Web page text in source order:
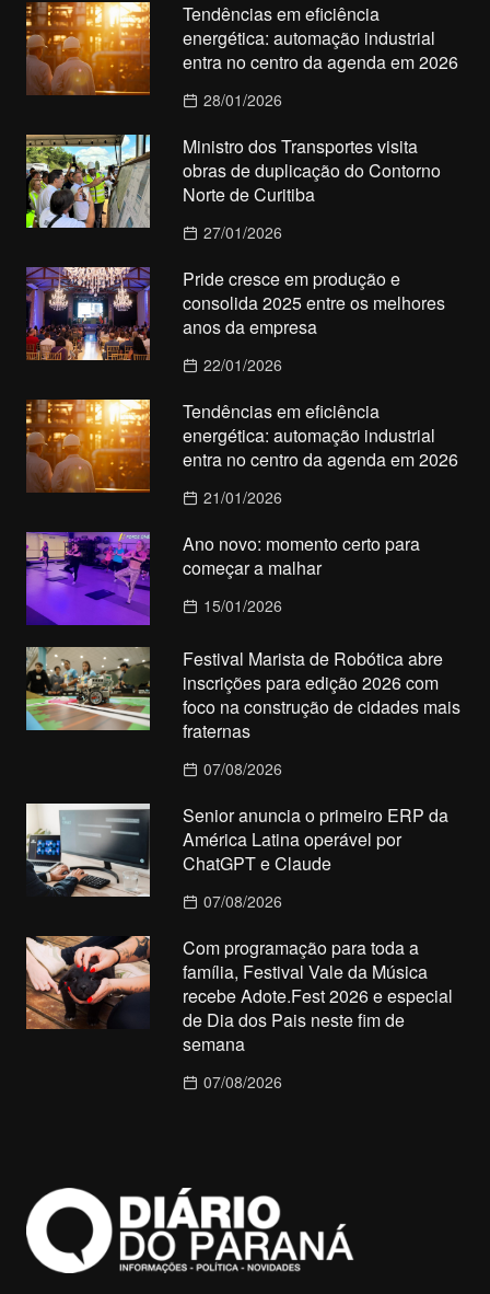
Tendências em eficiência
energética: automação industrial
entra no centro da agenda em 2026
28/01/2026
Ministro dos Transportes visita
obras de duplicação do Contorno
Norte de Curitiba
27/01/2026
Pride cresce em produção e
consolida 2025 entre os melhores
anos da empresa
22/01/2026
Tendências em eficiência
energética: automação industrial
entra no centro da agenda em 2026
21/01/2026
Ano novo: momento certo para
começar a malhar
15/01/2026
Festival Marista de Robótica abre
inscrições para edição 2026 com
foco na construção de cidades mais
fraternas
07/08/2026
Senior anuncia o primeiro ERP da
América Latina operável por
ChatGPT e Claude
07/08/2026
Com programação para toda a
família, Festival Vale da Música
recebe Adote.Fest 2026 e especial
de Dia dos Pais neste fim de
semana
07/08/2026